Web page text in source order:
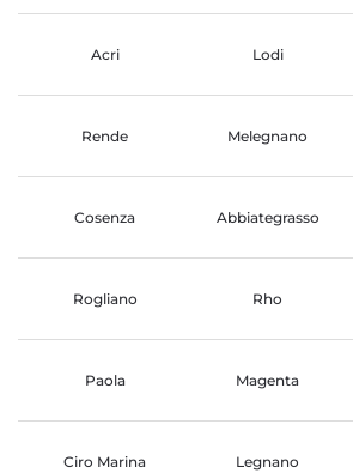
Acri Lodi
Rende Melegnano
Cosenza Abbiategrasso
Rogliano Rho
Paola Magenta
Ciro Marina Legnano